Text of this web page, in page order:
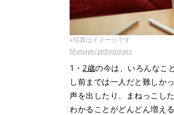
※写真はイメージです
M-image/gettyimages
1・ 2歳の今は、いろんなこ
し前までは一人だと難しか
声を出したり、まねっこし
わかることがどんどん増え